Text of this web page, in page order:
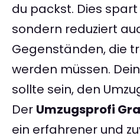
du packst. Dies
sondern reduziert
Gegenständen, die
werden müssen.
sollte sein, den
Der Umzugsprofi
ein erfahrener und